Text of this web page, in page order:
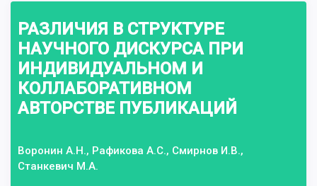
РАЗЛИЧИЯ В СТРУКТУРЕ
НАУЧНОГО ДИСКУРСА ПРИ
ИНДИВИДУАЛЬНОМ И
КОЛЛАБОРАТИВНОМ
АВТОРСТВЕ ПУБЛИКАЦИЙ
Воронин А.Н., Рафикова А.С., Смирнов И.В.,
Станкевич М.А.